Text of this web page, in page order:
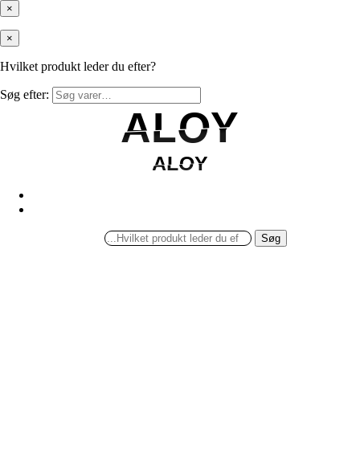
×
×
Hvilket produkt leder du efter?
Søg efter:
ALOY
ALOY
ALOY
ALOY
Søg